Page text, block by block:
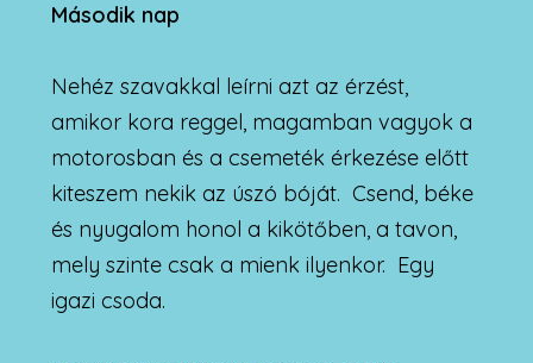
Második nap
Nehéz szavakkal leírni azt az érzést,
amikor kora reggel, magamban vagyok a
motorosban és a csemeték érkezése előtt
kiteszem nekik az úszó bóját. Csend, béke
és nyugalom honol a kikötőben, a tavon,
mely szinte csak a mienk ilyenkor. Egy
igazi csoda.